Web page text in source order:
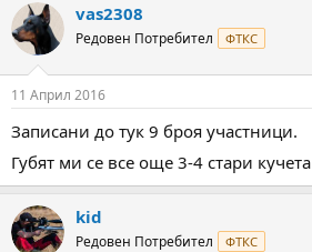
c
t
i
s
vas2308
Редовен Потребител ФТКС
11 Април 2016
Записани до тук 9 броя участници.
Губят ми се все още 3-4 стари кучета
kid
Редовен Потребител ФТКС